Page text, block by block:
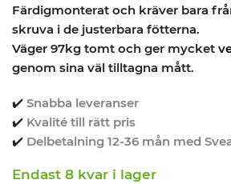
Färdigmonterat och kräver bara
skruva i de justerbara fötterna.
Väger 97kg tomt och ger mycket
genom sina väl tilltagna mått.
✔️ Snabba leveranser
✔️ Kvalité till rätt pris
✔️ Delbetalning 12-36 mån med
Endast 8 kvar i lager